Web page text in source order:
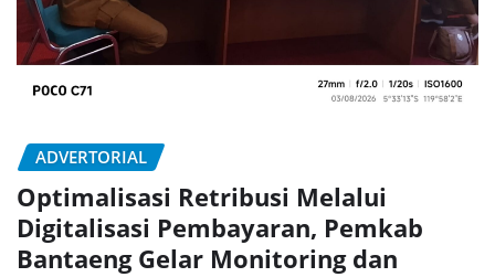
ADVERTORIAL
Optimalisasi Retribusi Melalui
Digitalisasi Pembayaran, Pemkab
Bantaeng Gelar Monitoring dan